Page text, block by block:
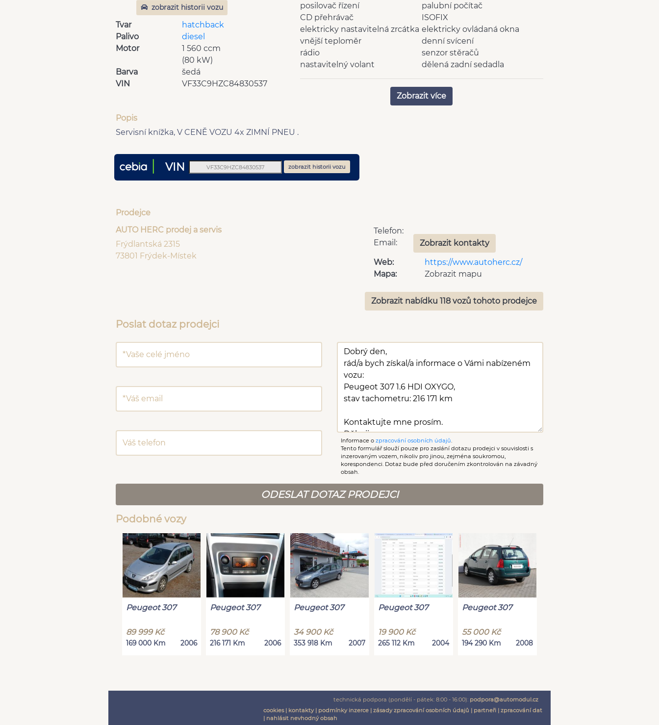
zobrazit historii vozu
Tvar
hatchback
Palivo
diesel
Motor
1 560 ccm
(80 kW)
Barva
šedá
VIN
VF33C9HZC84830537
palubní počítač
posilovač řízení
ISOFIX
CD přehrávač
elektricky ovládaná okna
elektricky nastavitelná zrcátka
denní svícení
vnější teploměr
senzor stěračů
rádio
dělená zadní sedadla
nastavitelný volant
tónovaná skla
vyhřívaná zrcátka
výškově nastavitelné sedadlo
řidiče
Zobrazit více
Popis
Servisní knížka, V CENĚ VOZU 4x ZIMNÍ PNEU .
VIN zobrazit historii vozu
Prodejce
AUTO HERC prodej a servis
Frýdlantská 2315
73801 Frýdek-Místek
Telefon:
Email:
Zobrazit kontakty
Web:
https://www.autoherc.cz/
Mapa:
Zobrazit mapu
Zobrazit nabídku 118 vozů tohoto prodejce
Poslat dotaz prodejci
Informace o zpracování osobních údajů
Tento formulář slouží pouze pro zaslání dotazu prodejci v souvislosti s
inzerovaným vozem, nikoliv pro jinou, zejména soukromou,
korespondenci. Dotaz bude před doručením zkontrolován na závadný
obsah.
ODESLAT DOTAZ PRODEJCI
Podobné vozy
Peugeot 307
89 999 Kč
169 000 Km 2006
Peugeot 307
78 900 Kč
216 171 Km 2006
Peugeot 307
34 900 Kč
353 918 Km 2007
Peugeot 307
19 900 Kč
265 112 Km 2004
Peugeot 307
55 000 Kč
194 290 Km 2008
technická podpora (pondělí - pátek: 8:00 - 16:00): podpora@automodul.cz
cookies| kontakty| podmínky inzerce| zásady zpracování osobních údajů | partneři| zpracování dat
| nahlásit nevhodný obsah